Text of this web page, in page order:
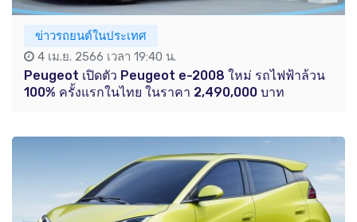
ข่าวรถยนต์ในประเทศ
4 เม.ย. 2566 เวลา 19:40 น.
Peugeot เปิดตัว Peugeot e-2008 ใหม่ รถไฟฟ้าล้วน
100% ครั้งแรกในไทย ในราคา 2,490,000 บาท